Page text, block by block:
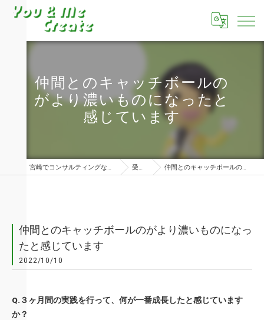
仲間とのキャッチボールの
がより濃いものになったと
感じています
宮崎でコンサルティングならユーアンドミークリエイト株式会社 受講者の声 仲間とのキャッチボールのがより濃いものになったと感じています
仲間とのキャッチボールのがより濃いものになっ
たと感じています
2022/10/10
Q.３ヶ月間の実践を行って、何が一番成長したと感じています
か？